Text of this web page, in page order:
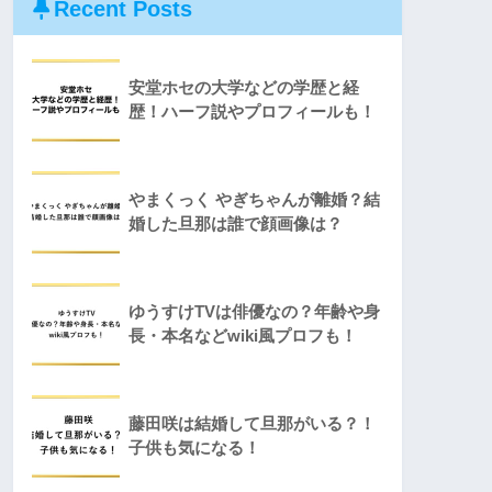
Recent Posts
安堂ホセの大学などの学歴と経
歴！ハーフ説やプロフィールも！
やまくっく やぎちゃんが離婚？結
婚した旦那は誰で顔画像は？
ゆうすけTVは俳優なの？年齢や身
長・本名などwiki風プロフも！
藤田咲は結婚して旦那がいる？！
子供も気になる！